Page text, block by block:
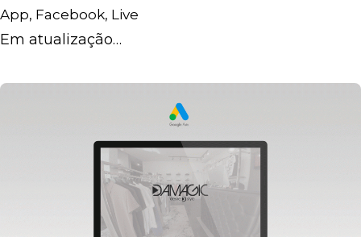
App Facebook Live
Em atualização…